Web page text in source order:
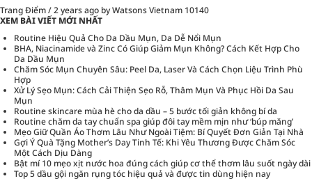
Trang Điểm/2 years ago by Watsons Vietnam 10140
XEM BÀI VIẾT MỚI NHẤT
Routine Hiệu Quả Cho Da Dầu Mụn, Da Dễ Nổi Mụn
BHA, Niacinamide và Zinc Có Giúp Giảm Mụn Không? Cách Kết Hợp Cho
Da Dầu Mụn
Chăm Sóc Mụn Chuyên Sâu: Peel Da, Laser Và Cách Chọn Liệu Trình Phù
Hợp
Xử Lý Sẹo Mụn: Cách Cải Thiện Sẹo Rỗ, Thâm Mụn Và Phục Hồi Da Sau
Mụn
Routine skincare mùa hè cho da dầu – 5 bước tối giản không bí da
Routine chăm da tay chuẩn spa giúp đôi tay mềm mịn như ‘búp măng’
Mẹo Giữ Quần Áo Thơm Lâu Như Ngoài Tiệm: Bí Quyết Đơn Giản Tại Nhà
Gợi Ý Quà Tặng Mother’s Day Tinh Tế: Khi Yêu Thương Được Chăm Sóc
Một Cách Dịu Dàng
Bật mí 10 mẹo xịt nước hoa đúng cách giúp cơ thể thơm lâu suốt ngày dài
Top 5 dầu gội ngăn rụng tóc hiệu quả và được tin dùng hiện nay